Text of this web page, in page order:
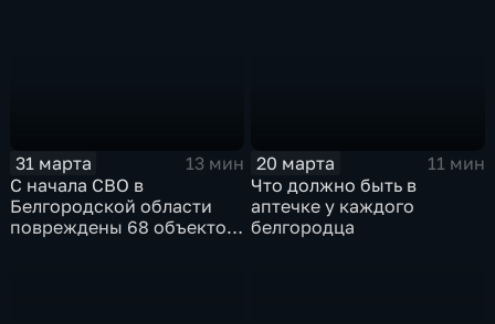
31 марта
13 мин
С начала СВО в
Белгородской области
повреждены 68 объектов
20 марта
11 мин
Что должно быть в
аптечке у каждого
белгородца